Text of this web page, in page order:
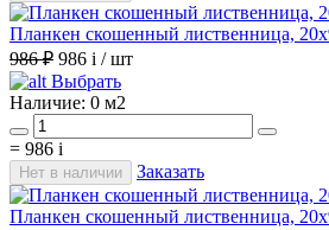
Планкен скошенный лиственница,
986 ₽ 986 i / шт
Выбрать
Наличие: 0 м2
= 986 i
Нет в наличии Заказать
Планкен скошенный лиственница,